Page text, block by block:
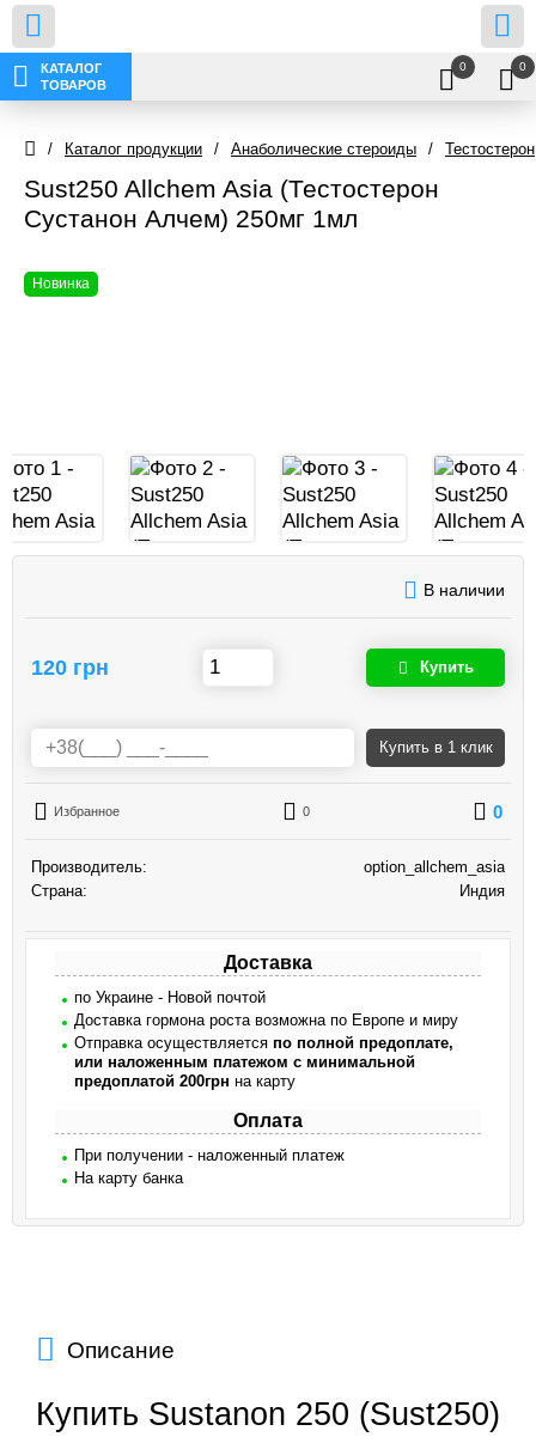
КАТАЛОГ
ТОВАРОВ
0 0
/ Каталог продукции / Анаболические стероиды / Тестостерон
Sust250 Allchem Asia (Тестостерон
Сустанон Алчем) 250мг 1мл
Новинка
В наличии
120 грн Купить
Купить в 1 клик
Избранное 0 0
Производитель:
option_allchem_asia
Страна:
Индия
Доставка
по Украине - Новой почтой
Доставка гормона роста возможна по Европе и миру
Отправка осуществляется по полной предоплате,
или наложенным платежом с минимальной
предоплатой 200грн на карту
Оплата
При получении - наложенный платеж
На карту банка
Описание
Купить Sustanon 250 (Sust250)